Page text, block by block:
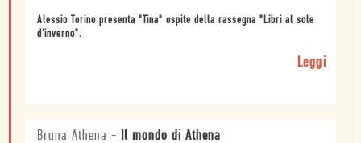
Alessio Torino presenta "Tina" ospite della rassegna "Libri al sole
d'inverno".
Leggi
Bruna Athena - Il mondo di Athena